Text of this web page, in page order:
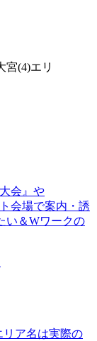
宮(4)エリ
会』や
会場で案内・誘
い＆Wワークの
ア名は実際の